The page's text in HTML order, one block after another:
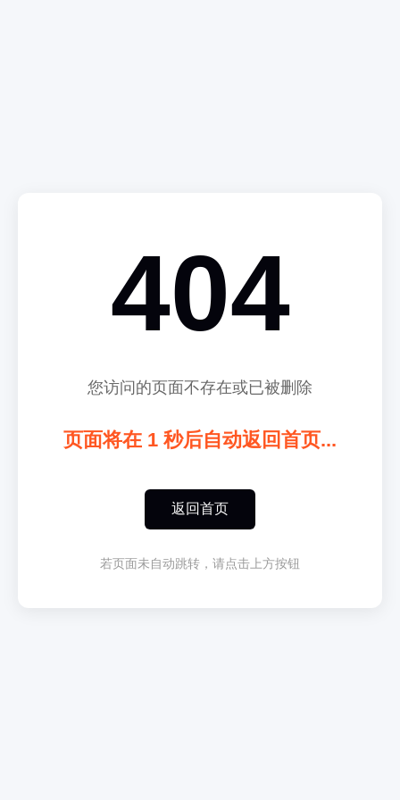
404
您访问的页面不存在或已被删除
页面将在 1 秒后自动返回首页...
返回首页
若页面未自动跳转，请点击上方按钮